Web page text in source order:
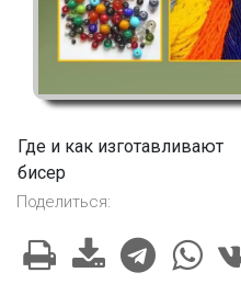
Где и как изготавливают
бисер
Поделиться: